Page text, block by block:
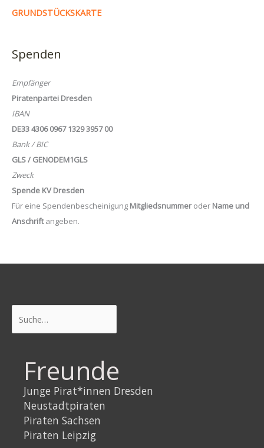
GRUNDSTÜCKSKARTE
Spenden
Empfänger
Piratenpartei Dresden
IBAN
DE33 4306 0967 1329 3957 00
Bank / BIC
GLS / GENODEM1GLS
Zweck
Spende KV Dresden
Für eine Spendenbescheinigung Mitgliedsnummeroder Name und
Anschriftangeben.
Freunde
Junge Pirat*innen Dresden
Neustadtpiraten
Piraten Sachsen
Piraten Leipzig